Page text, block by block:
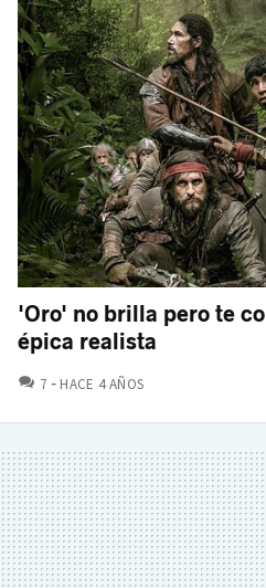
'Oro' no brilla pero te
épica realista
7 COMENTARIOS
HACE 4 AÑOS